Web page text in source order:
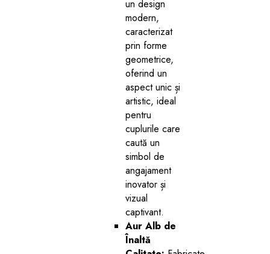
un design
modern,
caracterizat
prin forme
geometrice,
oferind un
aspect unic și
artistic, ideal
pentru
cuplurile care
caută un
simbol de
angajament
inovator și
vizual
captivant.
Aur Alb de
Înaltă